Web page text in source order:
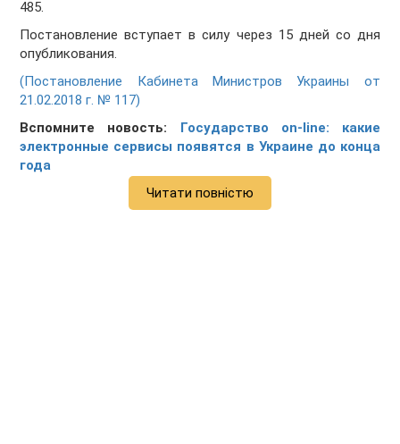
485.
Постановление вступает в силу через 15 дней со дня
опубликования.
(Постановление Кабинета Министров Украины от
21.02.2018 г. № 117)
Вспомните новость: Государство on-line: какие
электронные сервисы появятся в Украине до конца
года
Читати повністю